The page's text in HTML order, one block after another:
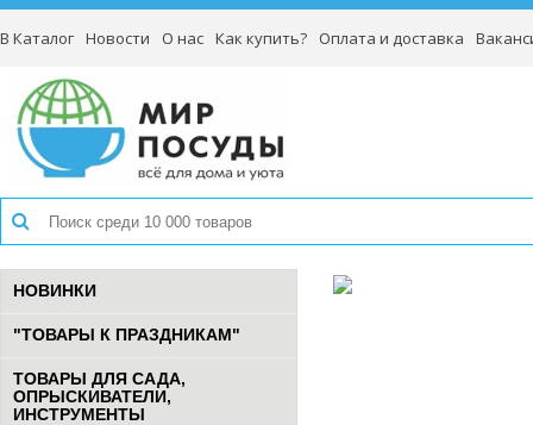
В Каталог Новости О нас Как купить? Оплата и доставка
НОВИНКИ
"ТОВАРЫ К ПРАЗДНИКАМ"
ТОВАРЫ ДЛЯ САДА,
ОПРЫСКИВАТЕЛИ,
ИНСТРУМЕНТЫ